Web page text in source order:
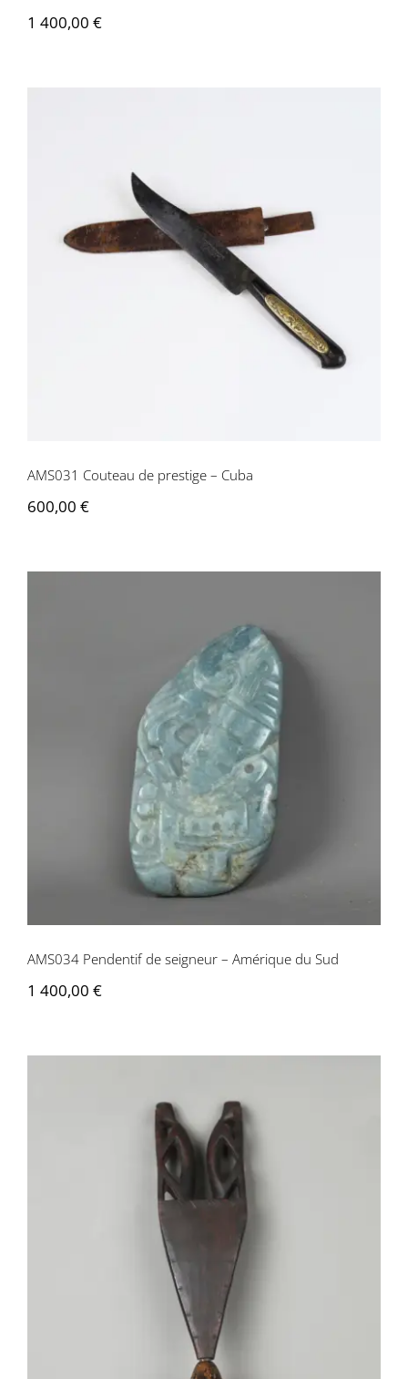
1 400,00 €
AMS031 Couteau de prestige – Cuba
AMS031 Couteau de prestige – Cuba
600,00 €
AMS034 Pendentif de seigneur –
Amérique du Sud
AMS034 Pendentif de seigneur – Amérique du Sud
1 400,00 €
AMS035 Maraca en bois – Brésil et
Venezuela